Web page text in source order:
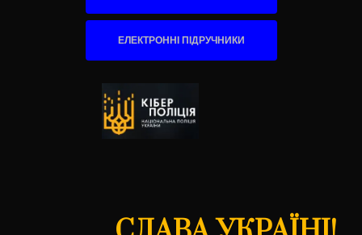
ЕЛЕКТРОННІ ПІДРУЧНИКИ